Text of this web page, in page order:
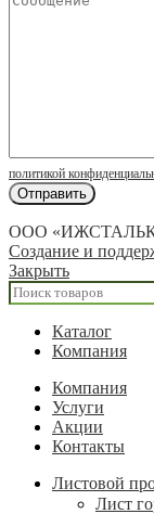
политикой
ООО
Создание и
Закрыть
Каталог
Компания
Компания
Услуги
Акции
Контакты
Листовой
Лист